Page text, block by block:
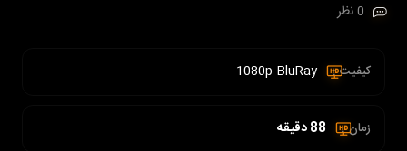
0 نظر
کیفیت : 1080p BluRay
زمان : 88 دقیقه